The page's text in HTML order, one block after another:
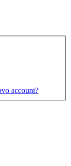
account?